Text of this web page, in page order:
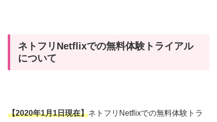
ネトフリNetflixでの無料体験トライアル
について
【2020年1月1日現在】ネトフリNetflixでの無料体験トラ